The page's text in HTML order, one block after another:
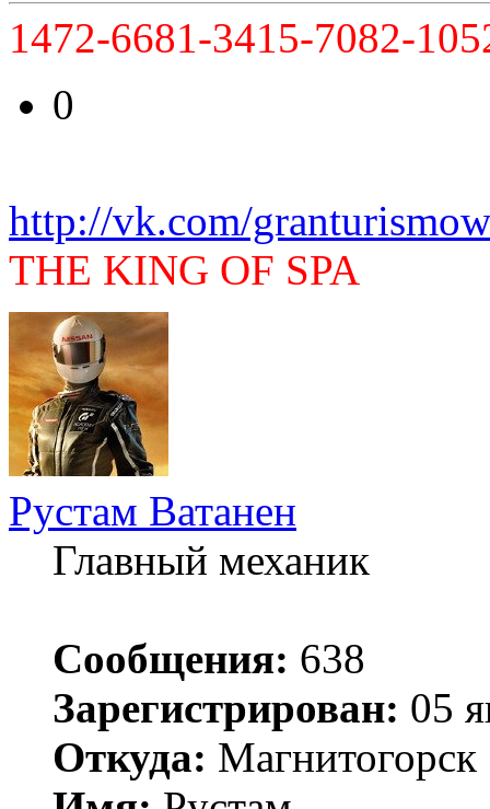
1472-6681-3415-7082-
0
http://vk.com/
THE KING OF SPA
Рустам Ватанен
Главный механик
Сообщения: 638
Зарегистрирован: 05
Откуда: Магнитогорск